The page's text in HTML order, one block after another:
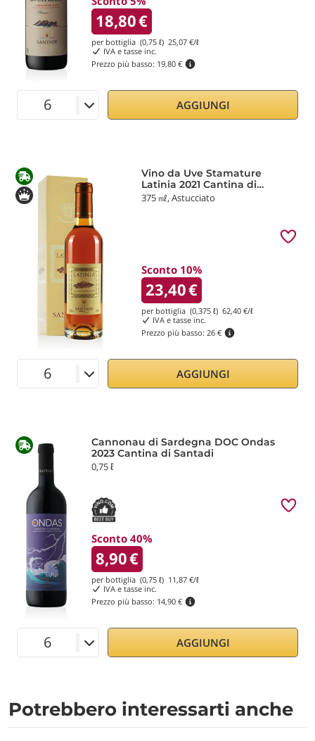
18,80€
per bottiglia (0,75 ℓ) 25,07 €/ℓ
IVA e tasse inc.
Prezzo più basso: 19,80 €
AGGIUNGI
Vino da Uve Stamature
Latinia 2021 Cantina di
Santadi
375 ㎖, Astucciato
Sconto 10%
23,40€
per bottiglia (0,375 ℓ) 62,40€/ℓ
IVA e tasse inc.
Prezzo più basso: 26 €
AGGIUNGI
Cannonau di Sardegna DOC Ondas
2023 Cantina di Santadi
0,75 ℓ
Sconto 40%
8,90€
per bottiglia (0,75 ℓ) 11,87 €/ℓ
IVA e tasse inc.
Prezzo più basso: 14,90 €
AGGIUNGI
Potrebbero interessarti anche